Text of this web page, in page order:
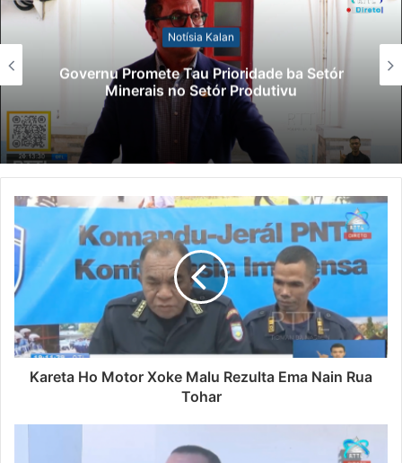
Notísia Kalan
Governu Promete Tau Prioridade ba Setór
Minerais no Setór Produtivu
Kareta Ho Motor Xoke Malu Rezulta Ema Nain Rua
Tohar